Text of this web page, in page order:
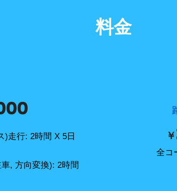
料金
)走行: 2時間 X 5日
, 方向変換): 2時間
￥
全コ